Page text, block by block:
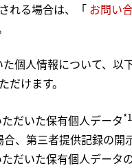
れる場合は、「 お問い
個人情報について、以
だけます。
だいた保有個人データ*1
、第三者提供記録の開
だいた保有個人データ